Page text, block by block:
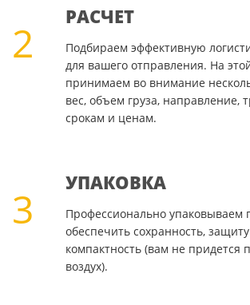
2
РАСЧЕТ
Подбираем эффективную
для вашего отправления. На
принимаем во внимание
вес, объем груза, направление,
срокам и ценам.
3
УПАКОВКА
Профессионально упаковываем
обеспечить сохранность,
компактность (вам не придется
воздух).